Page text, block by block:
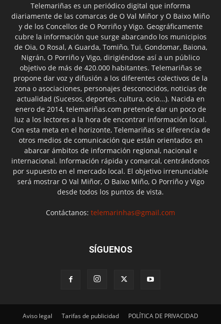
Telemariñas es un periódico digital que informa
diariamente de las comarcas de O Val Miñor y O Baixo Miño
y de los Concellos de O Porriño y Vigo. Geográficamente
cubre la información que surge abarcando los municipios
de Oia, O Rosal, A Guarda, Tomiño, Tui, Gondomar, Baiona,
Nigrán, O Porriño y Vigo, dirigiéndose así a un público
objetivo de más de 420.000 habitantes. Telemariñas se
propone dar voz y difusión a los diferentes colectivos de la
zona o asociaciones, personajes desconocidos, noticias de
actualidad (Sucesos, deportes, cultura, ocio...). Nacida en
enero de 2014, telemariñas.com pretende dar un poco de
luz a los lectores a la hora de encontrar información local.
Con esta meta en el horizonte, Telemariñas se diferencia de
otros medios de comunicación que están orientados en
abarcar ámbitos de información regional, nacional e
internacional. Información rápida y comarcal, centrándonos
por supuesto en el mercado local. El objetivo irrenunciable
será mostrar O Val Miñor, O Baixo Miño, O Porriño y Vigo
desde todos los puntos de vista.
Contáctanos: telemarinhas@gmail.com
SÍGUENOS
Aviso legal Tarifas de publicidad POLÍTICA DE PRIVACIDAD